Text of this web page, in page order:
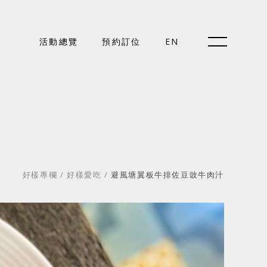
活動總覽 預約訂位 EN
預約訂位 EN
關於好樣
最新消息
門市據點
好樣專欄
好樣專欄 / 好樣愛吃 /避風塘翼板牛排佐豆豉牛肉汁